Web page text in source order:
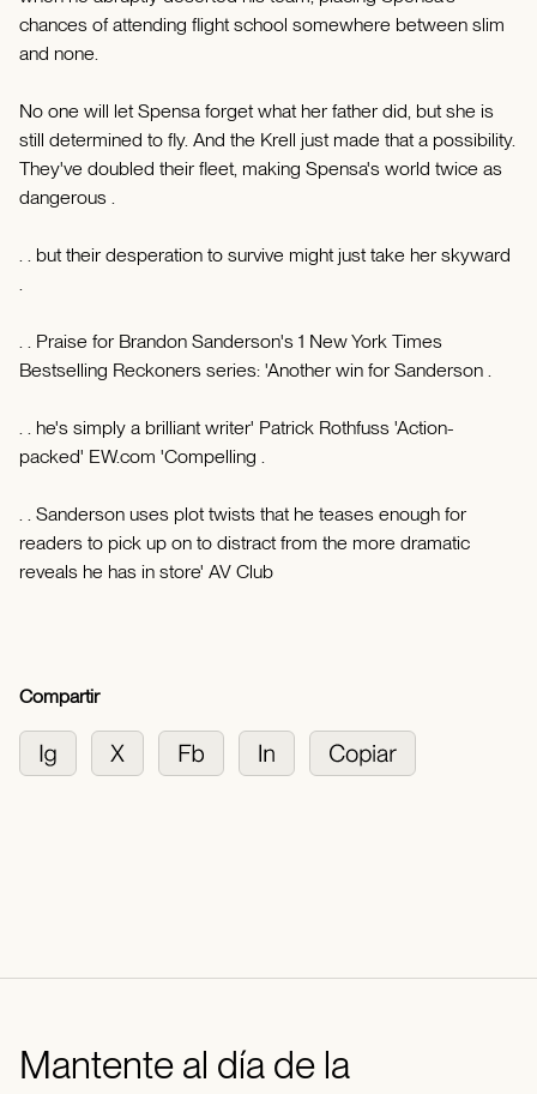
chances of attending flight school somewhere between slim
and none.
No one will let Spensa forget what her father did, but she is
still determined to fly. And the Krell just made that a possibility.
They've doubled their fleet, making Spensa's world twice as
dangerous .
. . but their desperation to survive might just take her skyward
.
. . Praise for Brandon Sanderson's 1 New York Times
Bestselling Reckoners series: 'Another win for Sanderson .
. . he's simply a brilliant writer' Patrick Rothfuss 'Action-
packed' EW.com 'Compelling .
. . Sanderson uses plot twists that he teases enough for
readers to pick up on to distract from the more dramatic
reveals he has in store' AV Club
Compartir
Mantente al día de la